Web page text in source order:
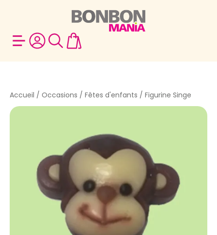
Accueil / Occasions / Fêtes d'enfants / Figurine Singe